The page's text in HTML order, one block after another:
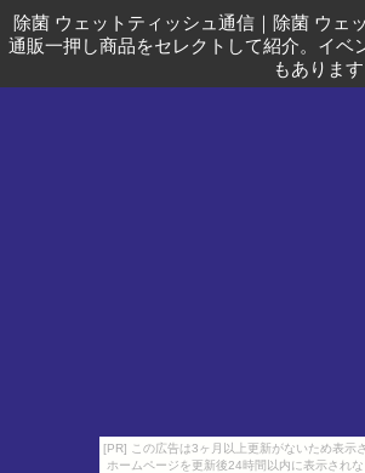
[PR] この広告は3ヶ月以上更新がないため表示
ホームページを更新後24時間以内に表示されな
除菌 ウェットティッシュ通信｜ 除菌 ウェ
通販一押し商品をセレクトして紹介。イベ
もあります